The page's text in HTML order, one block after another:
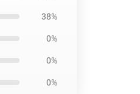
38%
0%
0%
0%